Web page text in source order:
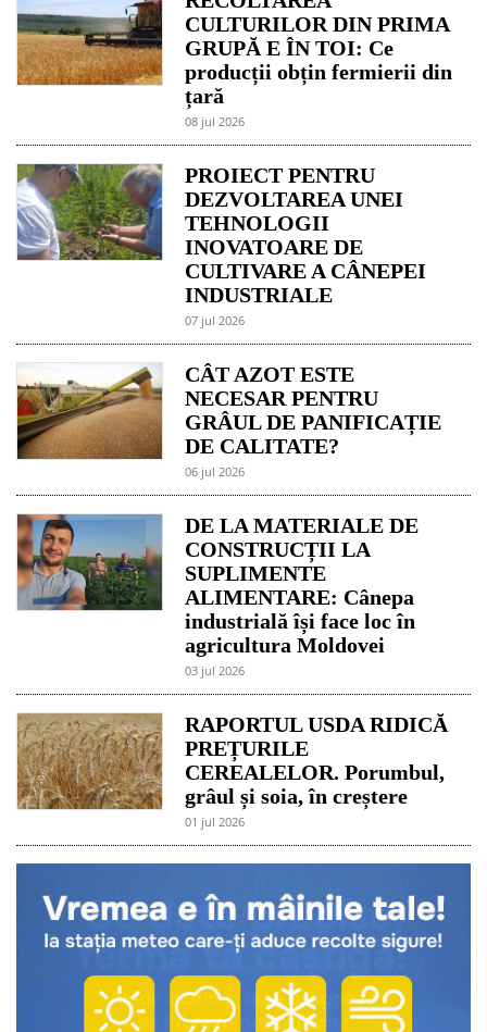
CULTURILOR DIN PRIMA
GRUPĂ E ÎN TOI: Ce
producții obțin fermierii din
țară
08 jul 2026
PROIECT PENTRU
DEZVOLTAREA UNEI
TEHNOLOGII
INOVATOARE DE
CULTIVARE A CÂNEPEI
INDUSTRIALE
07 jul 2026
CÂT AZOT ESTE
NECESAR PENTRU
GRÂUL DE PANIFICAȚIE
DE CALITATE?
06 jul 2026
DE LA MATERIALE DE
CONSTRUCȚII LA
SUPLIMENTE
ALIMENTARE: Cânepa
industrială își face loc în
agricultura Moldovei
03 jul 2026
RAPORTUL USDA RIDICĂ
PREȚURILE
CEREALELOR. Porumbul,
grâul și soia, în creștere
01 jul 2026